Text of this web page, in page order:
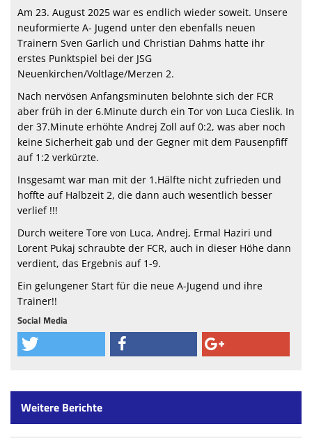
Am 23. August 2025 war es endlich wieder soweit. Unsere
neuformierte A- Jugend unter den ebenfalls neuen
Trainern Sven Garlich und Christian Dahms hatte ihr
erstes Punktspiel bei der JSG
Neuenkirchen/Voltlage/Merzen 2.
Nach nervösen Anfangsminuten belohnte sich der FCR
aber früh in der 6.Minute durch ein Tor von Luca Cieslik. In
der 37.Minute erhöhte Andrej Zoll auf 0:2, was aber noch
keine Sicherheit gab und der Gegner mit dem Pausenpfiff
auf 1:2 verkürzte.
Insgesamt war man mit der 1.Hälfte nicht zufrieden und
hoffte auf Halbzeit 2, die dann auch wesentlich besser
verlief !!!
Durch weitere Tore von Luca, Andrej, Ermal Haziri und
Lorent Pukaj schraubte der FCR, auch in dieser Höhe dann
verdient, das Ergebnis auf 1-9.
Ein gelungener Start für die neue A-Jugend und ihre
Trainer!!
Social Media
Weitere Berichte